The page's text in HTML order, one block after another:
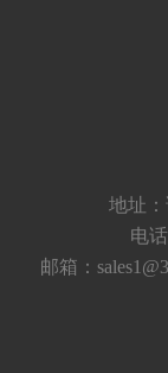
地址
电
邮箱：